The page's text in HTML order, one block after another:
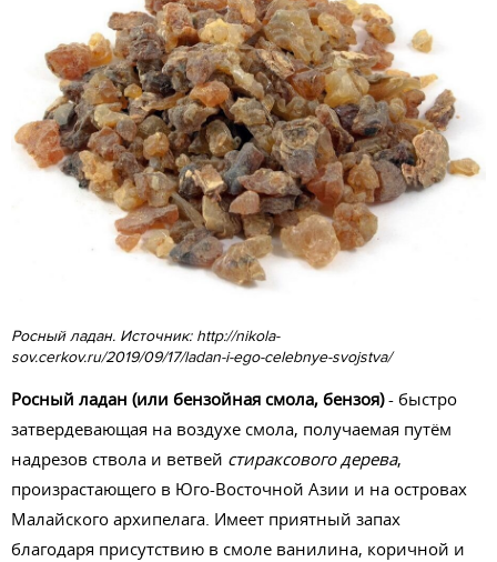
Росный ладан. Источник: http://nikola-
sov.cerkov.ru/2019/09/17/ladan-i-ego-celebnye-svojstva/
Росный ладан (или бензойная смола, бензоя)- быстро
затвердевающая на воздухе смола, получаемая путём
надрезов ствола и ветвей стираксового дерева,
произрастающего в Юго-Восточной Азии и на островах
Малайского архипелага. Имеет приятный запах
благодаря присутствию в смоле ванилина, коричной и